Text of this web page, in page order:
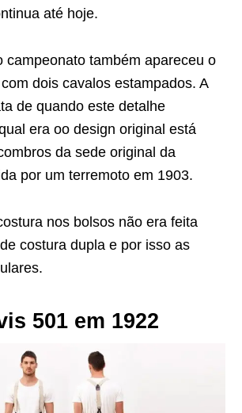
até hoje.
campeonato também apareceu o
dois cavalos estampados. A
de quando este detalhe
era oo design original está
da sede original da
por um terremoto em 1903.
nos bolsos não era feita
costura dupla e por isso as
501 em 1922